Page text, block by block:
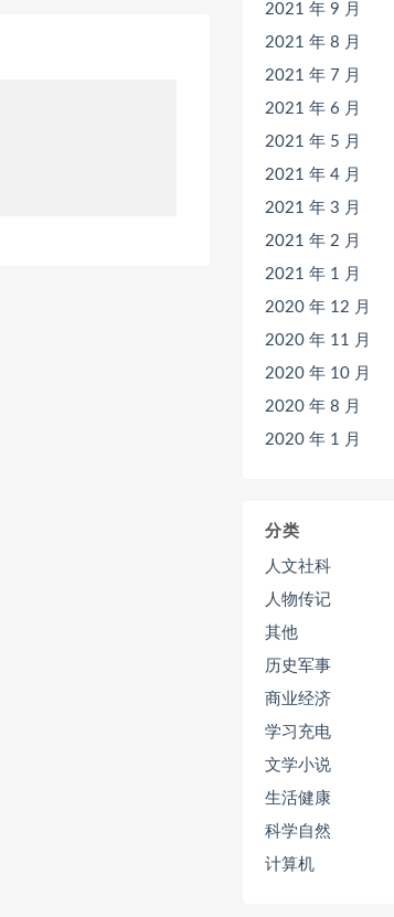
2021 年 9 月
2021 年 8 月
2021 年 7 月
2021 年 6 月
2021 年 5 月
2021 年 4 月
2021 年 3 月
2021 年 2 月
2021 年 1 月
2020 年 12 月
2020 年 11 月
2020 年 10 月
2020 年 8 月
2020 年 1 月
分类
人文社科
人物传记
其他
历史军事
商业经济
学习充电
文学小说
生活健康
科学自然
计算机